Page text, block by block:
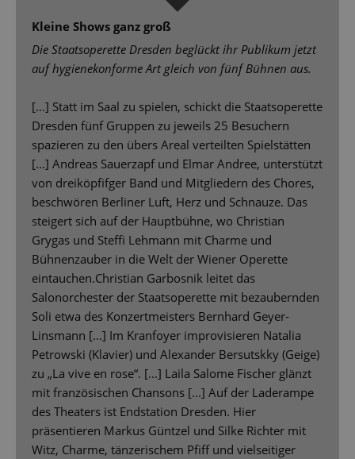
Kleine Shows ganz groß
Die Staatsoperette Dresden beglückt ihr Publikum jetzt
auf hygienekonforme Art gleich von fünf Bühnen aus.
[...] Statt im Saal zu spielen, schickt die Staatsoperette
Dresden fünf Gruppen zu jeweils 25 Besuchern
spazieren zu den übers Areal verteilten Spielstätten
[...] Andreas Sauerzapf und Elmar Andree, unterstützt
von dreiköpfifger Band und Mitgliedern des Chores,
beschwören Berliner Luft, Herz und Schnauze. Das
steigert sich auf der Hauptbühne, wo Christian
Grygas und Steffi Lehmann mit Charme und
Bühnenzauber in die Welt der Wiener Operette
eintauchen.Christian Garbosnik leitet das
Salonorchester der Staatsoperette mit bezaubernden
Soli etwa des Konzertmeisters Bernhard Geyer-
Linsmann [...] Im Kranfoyer improvisieren Natalia
Petrowski (Klavier) und Alexander Bersutskky (Geige)
zu „La vive en rose“. [...] Laila Salome Fischer glänzt
mit französischen Chansons [...] Auf der Laderampe
des Theaters ist Endstation Dresden. Hier
präsentieren Markus Güntzel und Silke Richter mit
Witz, Charme, tänzerischem Pfiff und vielseitiger